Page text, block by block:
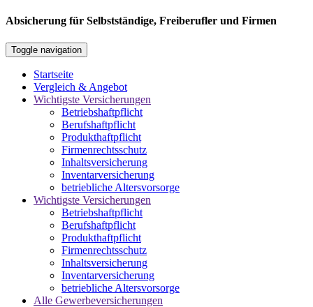
Absicherung für Selbstständige, Freiberufler und Firmen
Toggle navigation
Startseite
Vergleich & Angebot
Wichtigste Versicherungen
Betriebshaftpflicht
Berufshaftpflicht
Produkthaftpflicht
Firmenrechtsschutz
Inhaltsversicherung
Inventarversicherung
betriebliche Altersvorsorge
Wichtigste Versicherungen
Betriebshaftpflicht
Berufshaftpflicht
Produkthaftpflicht
Firmenrechtsschutz
Inhaltsversicherung
Inventarversicherung
betriebliche Altersvorsorge
Alle Gewerbeversicherungen